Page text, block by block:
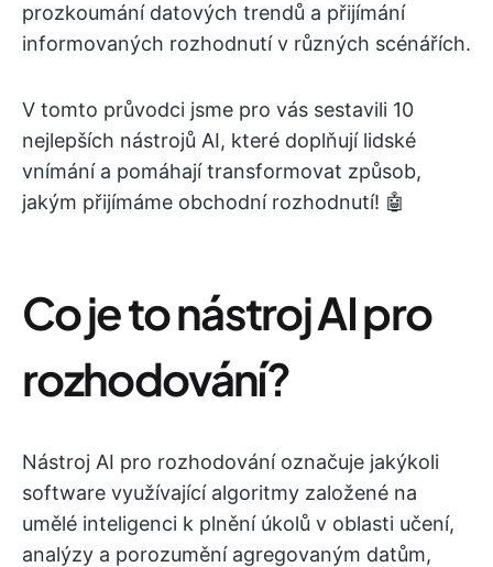
prozkoumání datových trendů a přijímání
informovaných rozhodnutí v různých scénářích.
V tomto průvodci jsme pro vás sestavili 10
nejlepších nástrojů AI, které doplňují lidské
vnímání a pomáhají transformovat způsob,
jakým přijímáme obchodní rozhodnutí! 🤖
Co je to nástroj AI pro
rozhodování?
Nástroj AI pro rozhodování označuje jakýkoli
software využívající algoritmy založené na
umělé inteligenci k plnění úkolů v oblasti učení,
analýzy a porozumění agregovaným datům,